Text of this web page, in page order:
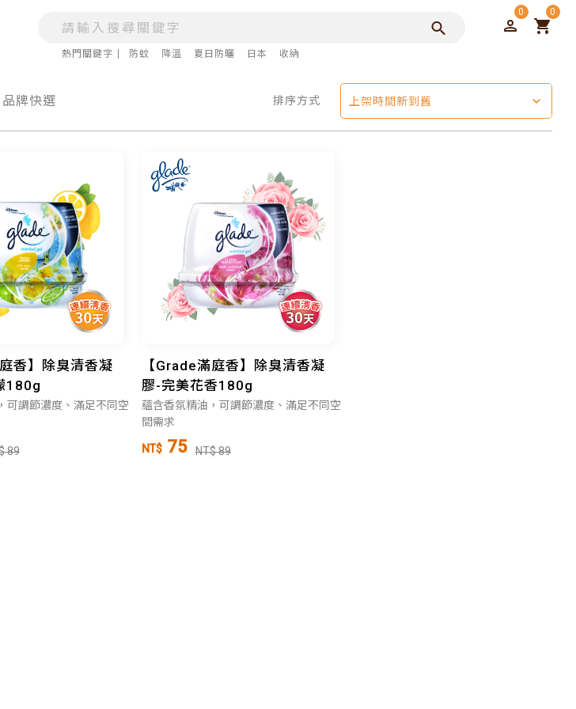
熱門關鍵字 防蚊 降溫 夏日防曬 日本 收納
0 0
品牌快選 排序方式 上架時間新到舊
香】除臭清香凝
180g
可調節濃度、滿足不同空
89
【Grade滿庭香】除臭清香凝
膠-完美花香180g
蘊含香氛精油，可調節濃度、滿足不同空
間需求
NT$ 75 NT$ 89